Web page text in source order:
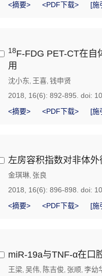
<摘要>
<PDF下载> [施
18F-FDG PET-CT在自
用
沈小东, 王喜, 钱申贤
2018, 16(6): 892-895. doi:
<摘要>
<PDF下载> [施
左房容积指数对非体
金琪琳, 张良
2018, 16(6): 896-898. doi:
<摘要>
<PDF下载> [施
miR-19a与TNF-α在口
王梁, 吴伟, 陈吉俊, 张顺, 李幼